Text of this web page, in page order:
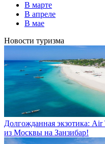
В марте
В апреле
В мае
Новости туризма
Долгожданная экзотика: Air
из Москвы на Занзибар!